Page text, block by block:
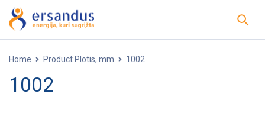
Home Product Plotis, mm 1002
1002